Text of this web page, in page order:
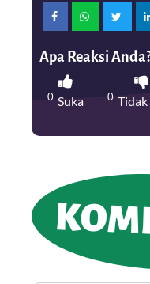
Apa Reaksi
0 Suka 0 Tidak